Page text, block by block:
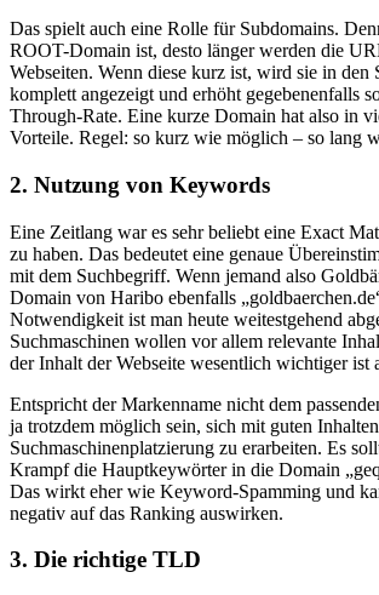
Das spielt auch eine Rolle für Subdomains.
ROOT-Domain ist, desto länger werden die
Webseiten. Wenn diese kurz ist, wird sie in den
komplett angezeigt und erhöht gegebenenfalls
Through-Rate. Eine kurze Domain hat also in
Vorteile. Regel: so kurz wie möglich – so lang
2. Nutzung von Keywords
Eine Zeitlang war es sehr beliebt eine Exact
zu haben. Das bedeutet eine genaue
mit dem Suchbegriff. Wenn jemand also
Domain von Haribo ebenfalls
Notwendigkeit ist man heute weitestgehend
Suchmaschinen wollen vor allem relevante
der Inhalt der Webseite wesentlich wichtiger ist
Entspricht der Markenname nicht dem
ja trotzdem möglich sein, sich mit guten
Suchmaschinenplatzierung zu erarbeiten. Es
Krampf die Hauptkeywörter in die Domain
Das wirkt eher wie Keyword-Spamming und
negativ auf das Ranking auswirken.
3. Die richtige TLD